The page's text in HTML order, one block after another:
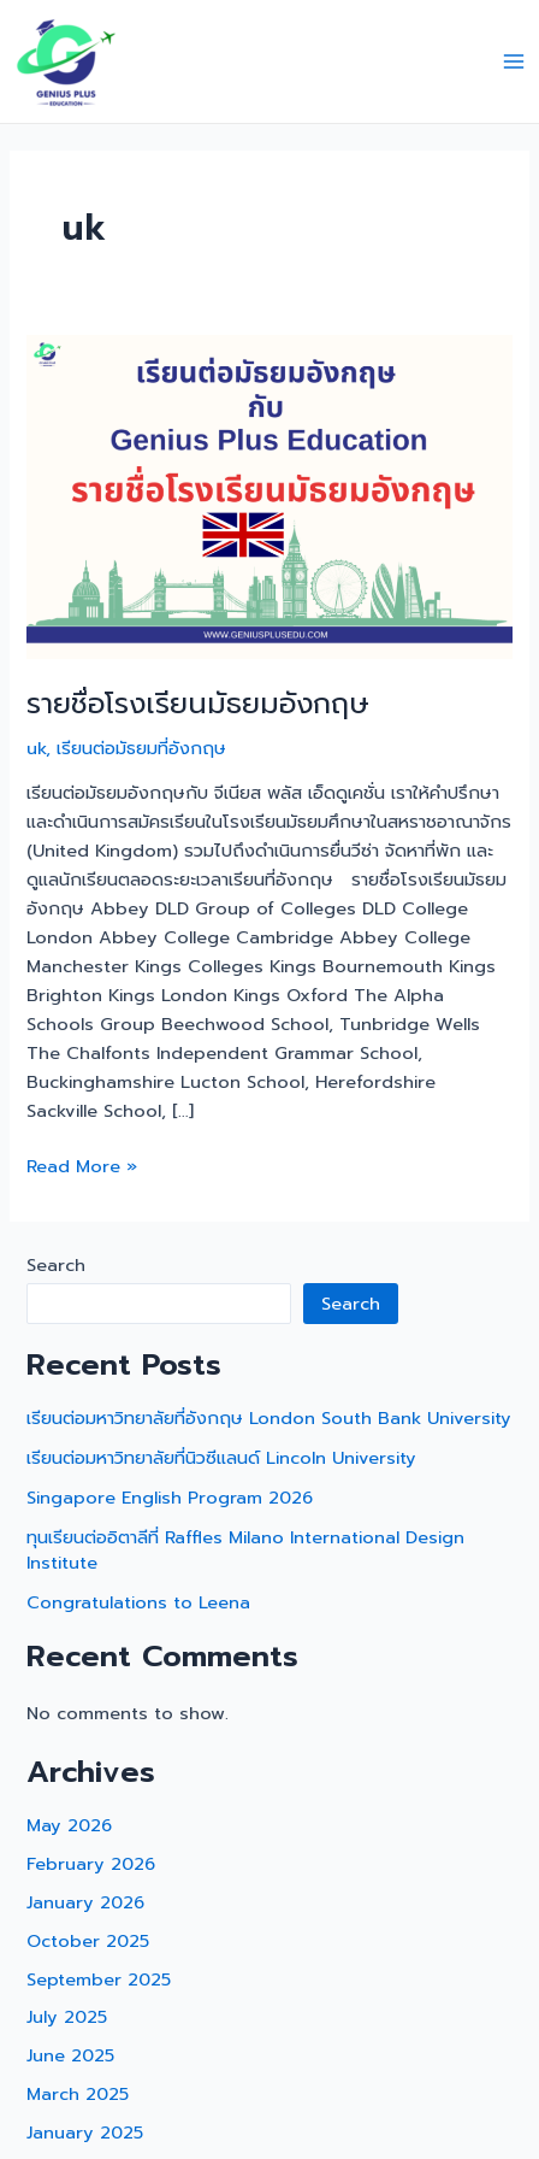
content
uk
รายชื่อโรงเรียนมัธยมอังกฤษ
uk,เรียนต่อมัธยมที่อังกฤษ
เรียนต่อมัธยมอังกฤษกับ จีเนียส พลัส เอ็ดดูเคชั่น เราให้คำปรึกษา
และดำเนินการสมัครเรียนในโรงเรียนมัธยมศึกษาในสหราชอาณาจักร
(United Kingdom) รวมไปถึงดำเนินการยื่นวีซ่า จัดหาที่พัก และ
ดูแลนักเรียนตลอดระยะเวลาเรียนที่อังกฤษ รายชื่อโรงเรียนมัธยม
อังกฤษ Abbey DLD Group of Colleges DLD College
London Abbey College Cambridge Abbey College
Manchester Kings Colleges Kings Bournemouth Kings
Brighton Kings London Kings Oxford The Alpha
Schools Group Beechwood School, Tunbridge Wells
The Chalfonts Independent Grammar School,
Buckinghamshire Lucton School, Herefordshire
Sackville School, […]
ราย
Read More »
Search
Search
Recent Posts
เรียนต่อมหาวิทยาลัยที่อังกฤษ London South Bank University
เรียนต่อมหาวิทยาลัยที่นิวซีแลนด์ Lincoln University
Singapore English Program 2026
ทุนเรียนต่ออิตาลีที่ Raffles Milano International Design
Institute
Congratulations to Leena
Recent Comments
No comments to show.
Archives
May 2026
February 2026
January 2026
October 2025
September 2025
July 2025
June 2025
March 2025
January 2025